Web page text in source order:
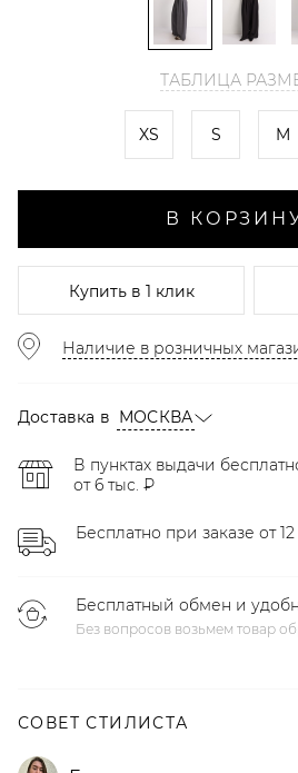
ТАБЛИЦА
XS S M
В
Купитьв 1 клик
Наличие в розничных
Доставка в МОСКВА
В пунктах выдачи
от 6 тыс. ₽
Бесплатно при заказе от
Бесплатный обмен и
Без вопросов возьмем товар
СОВЕТ СТИЛИСТА